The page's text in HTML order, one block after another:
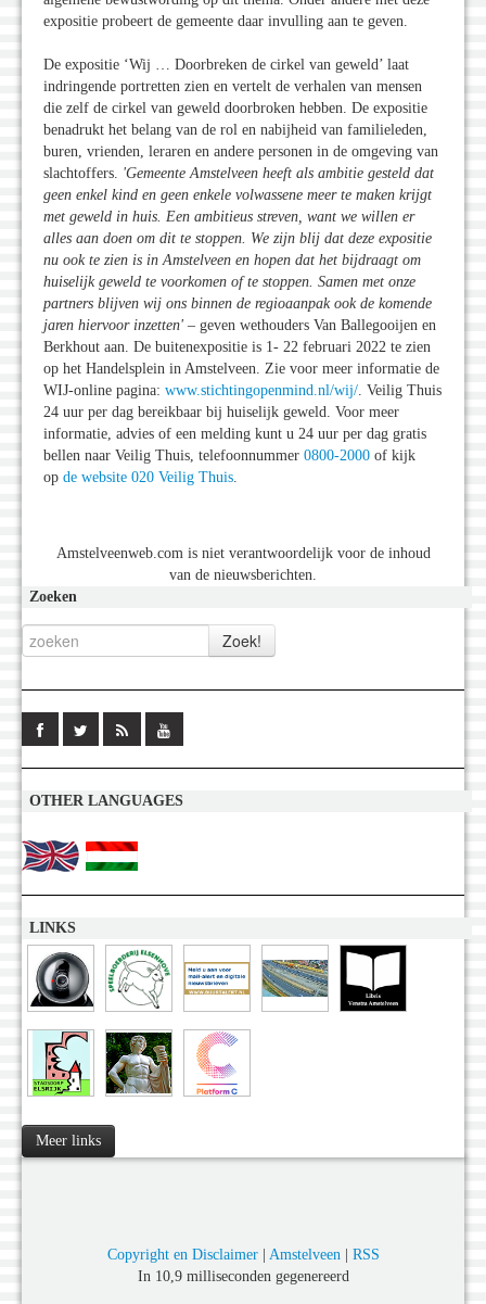
expositie probeert de gemeente daar invulling aan te geven.
De expositie ‘Wij … Doorbreken de cirkel van geweld’ laat
indringende portretten zien en vertelt de verhalen van mensen
die zelf de cirkel van geweld doorbroken hebben. De expositie
benadrukt het belang van de rol en nabijheid van familieleden,
buren, vrienden, leraren en andere personen in de omgeving van
slachtoffers. 'Gemeente Amstelveen heeft als ambitie gesteld dat
geen enkel kind en geen enkele volwassene meer te maken krijgt
met geweld in huis. Een ambitieus streven, want we willen er
alles aan doen om dit te stoppen. We zijn blij dat deze expositie
nu ook te zien is in Amstelveen en hopen dat het bijdraagt om
huiselijk geweld te voorkomen of te stoppen. Samen met onze
partners blijven wij ons binnen de regioaanpak ook de komende
jaren hiervoor inzetten' – geven wethouders Van Ballegooijen en
Berkhout aan. De buitenexpositie is 1- 22 februari 2022 te zien
op het Handelsplein in Amstelveen. Zie voor meer informatie de
WIJ-online pagina: www.stichtingopenmind.nl/wij/. Veilig Thuis
24 uur per dag bereikbaar bij huiselijk geweld. Voor meer
informatie, advies of een melding kunt u 24 uur per dag gratis
bellen naar Veilig Thuis, telefoonnummer 0800-2000 of kijk
op de website 020 Veilig Thuis.
Amstelveenweb.com is niet verantwoordelijk voor de inhoud
van de nieuwsberichten.
Zoeken
OTHER LANGUAGES
LINKS
Meer links
Copyright en Disclaimer| Amstelveen| RSS
In 10,9 milliseconden gegenereerd